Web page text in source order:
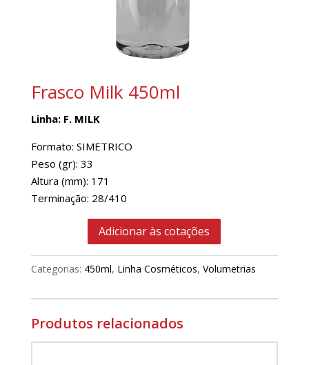
Frasco Milk 450ml
Linha: F. MILK
Formato: SIMETRICO
Peso (gr): 33
Altura (mm): 171
Terminação: 28/410
Adicionar às cotações
Categorias: 450ml, Linha Cosméticos, Volumetrias
Produtos relacionados